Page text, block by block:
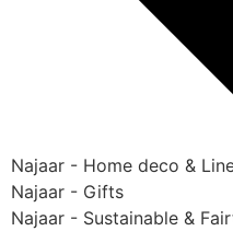
Najaar - Home deco &
Najaar - Gifts
Najaar - Sustainable &